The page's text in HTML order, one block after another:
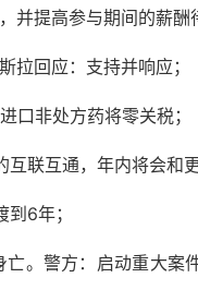
提高参与期间的薪酬
拉回应：支持并响应；
口非处方药将零关税；
联互通，年内将会和更
6年；
。警方：启动重大案